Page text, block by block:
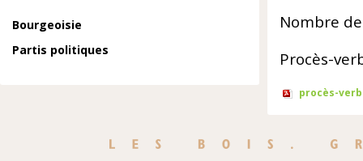
Bourgeoisie
Partis politiques
Nombre
Procès-
procès-